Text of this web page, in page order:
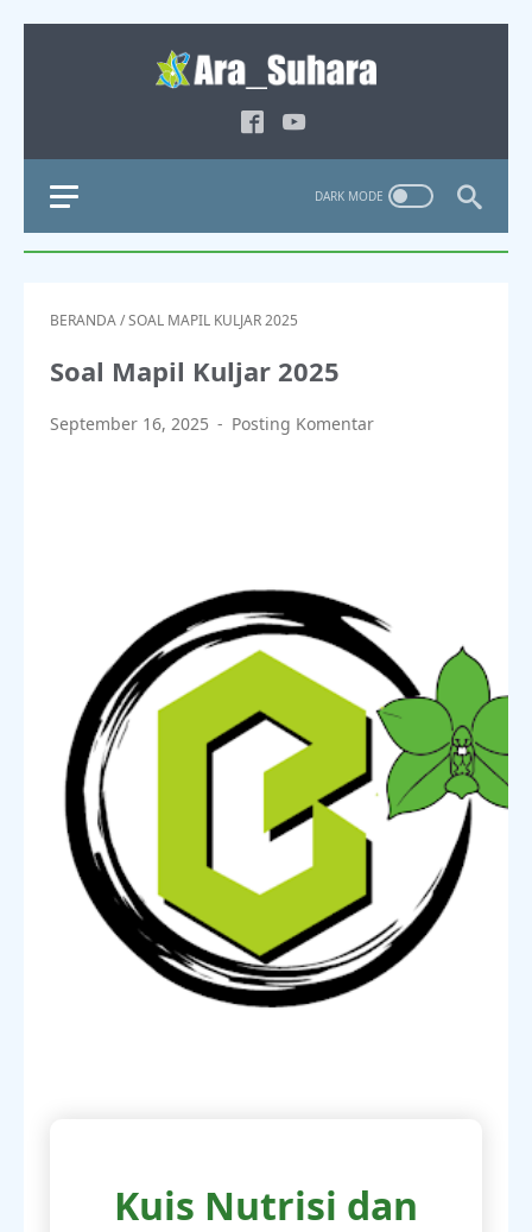
BERANDA/SOAL MAPIL KULJAR 2025
Soal Mapil Kuljar 2025
September 16, 2025 Posting Komentar
Kuis Nutrisi dan